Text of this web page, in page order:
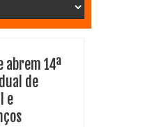
abrem 14ª
de
e